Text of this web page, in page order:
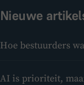
Nieuwe
Hoe bestuurders
AI is prioriteit,